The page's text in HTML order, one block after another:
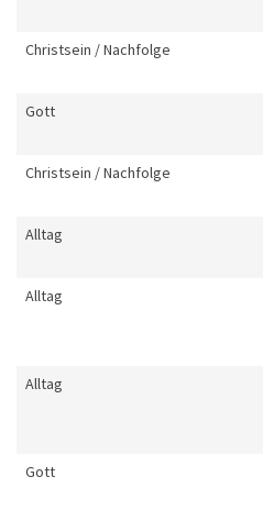
Christsein / Nachfolge
Gott
Christsein / Nachfolge
Alltag
Alltag
Alltag
Gott